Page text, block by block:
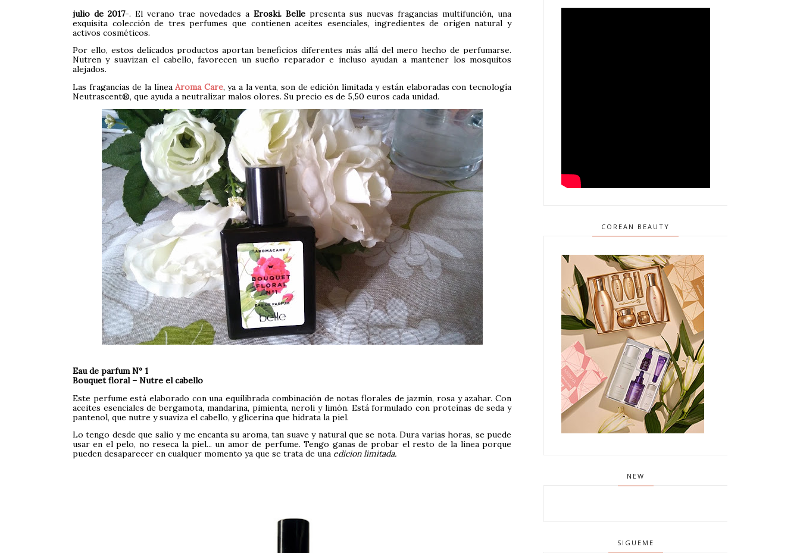
julio de 2017-. El verano trae novedades a Eroski. Belle presenta sus nuevas fragancias multifunción, una
exquisita colección de tres perfumes que contienen aceites esenciales, ingredientes de origen natural y
activos cosméticos.
Por ello, estos delicados productos aportan beneficios diferentes más allá del mero hecho de perfumarse.
Nutren y suavizan el cabello, favorecen un sueño reparador e incluso ayudan a mantener los mosquitos
alejados.
Las fragancias de la líneaAroma Care, ya a la venta, son de edición limitada y están elaboradas con tecnología
Neutrascent®, que ayuda a neutralizar malos olores. Su precio es de 5,50 euros cada unidad.
Eau de parfum Nº 1
Bouquet floral – Nutre el cabello
Este perfume está elaborado con una equilibrada combinación de notas florales de jazmín, rosa y azahar. Con
aceites esenciales de bergamota, mandarina, pimienta, neroli y limón. Está formulado con proteínas de seda y
pantenol, que nutre y suaviza el cabello, y glicerina que hidrata la piel.
Lo tengo desde que salio y me encanta su aroma, tan suave y natural que se nota. Dura varias horas, se puede
usar en el pelo, no reseca la piel... un amor de perfume. Tengo ganas de probar el resto de la linea porque
pueden desaparecer en cualquer momento ya que se trata de una edicion limitada.
COREAN BEAUTY
NEW
SIGUEME